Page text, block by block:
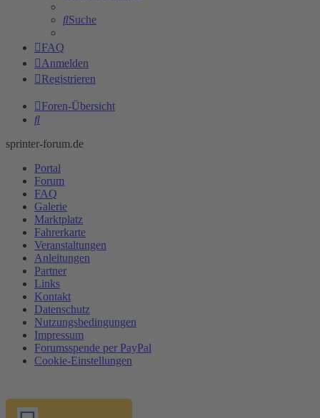
Suche
FAQ
Anmelden
Registrieren
Foren-Übersicht
Suche
sprinter-forum.de
Portal
Forum
FAQ
Galerie
Marktplatz
Fahrerkarte
Veranstaltungen
Anleitungen
Partner
Links
Kontakt
Datenschutz
Nutzungsbedingungen
Impressum
Forumsspende per PayPal
Cookie-Einstellungen